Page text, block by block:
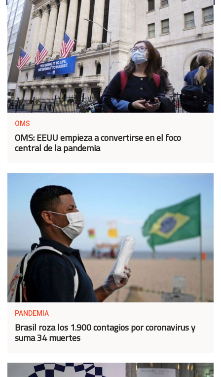
OMS
OMS: EEUU empieza a convertirse en el foco
central de la pandemia
PANDEMIA
Brasil roza los 1.900 contagios por coronavirus y
suma 34 muertes